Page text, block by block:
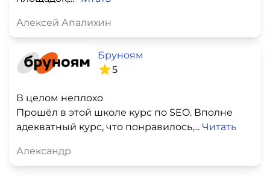
Алексей Апалихин
Бруноям
5
В целом неплохо
Прошёл в этой школе курс по SEO. Вполне
адекватный курс, что понравилось,... Читать
Александр